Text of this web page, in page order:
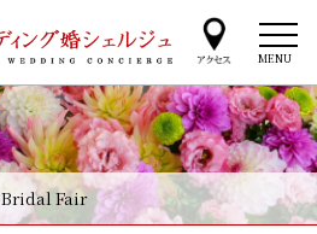
Bridal Fair
MENU